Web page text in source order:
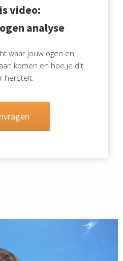
video:
analyse
waar jouw ogen en
komen en hoe je dit
herstelt.